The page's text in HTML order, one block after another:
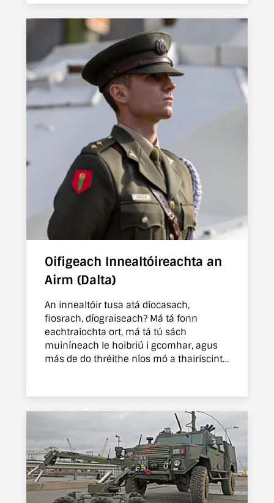
dtimpeallacht lena mbaineann smacht
docht.
Oifigeach Innealtóireachta an
Airm (Dalta)
An innealtóir tusa atá díocasach,
fiosrach, díograiseach? Má tá fonn
eachtraíochta ort, má tá tú sách
muiníneach le hoibriú i gcomhar, agus
más de do thréithe níos mó a thairiscint